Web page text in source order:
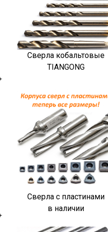
Сверла кобальтовые
TIANGONG
Сверла с пластинами
в наличии